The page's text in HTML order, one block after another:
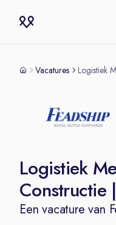
Vacatures Logistiek
Logistiek
Constructie
Een vacature van